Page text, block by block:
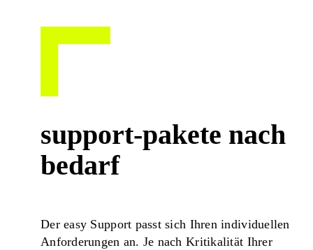
support‑pakete nach
bedarf
Der easy Support passt sich Ihren individuellen
Anforderungen an. Je nach Kritikalität Ihrer